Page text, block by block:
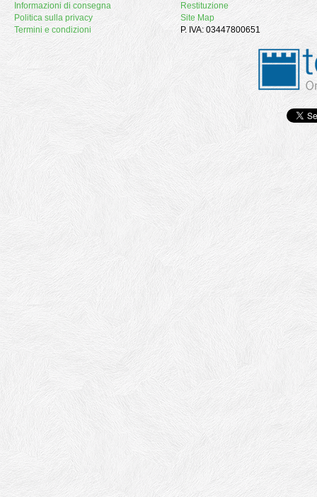
Informazioni di consegna
Politica sulla privacy
Termini e condizioni
Restituzione
Site Map
P. IVA: 03447800651